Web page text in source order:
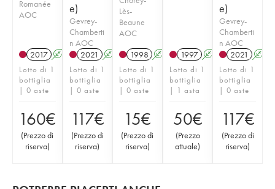
Romanée
AOC
2017 A
Lotto di 1
bottiglia
| 0 aste
160€
(Prezzo di
riserva)
e)
Gevrey-
Chamberti
n AOC
2021 A
Lotto di 1
bottiglia
| 0 aste
117€
(Prezzo di
riserva)
Lès-
Beaune
AOC
1998 A
Lotto di 1
bottiglia
| 0 aste
15€
(Prezzo di
riserva)
1997 A
Lotto di 1
bottiglia
| 1 asta
50€
(Prezzo
attuale)
e)
Gevrey-
Chamberti
n AOC
2021
A
Lotto di 1
bottiglia
| 0 aste
117€
(Prezzo di
riserva)